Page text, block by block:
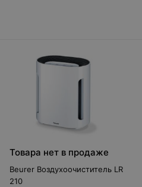
Товара нет в продаже
Beurer Воздухоочиститель LR
210